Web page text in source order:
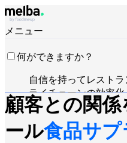
メニュー
何ができますか？
自信を持ってレスト
ライチェーンの効率化
適化食材原価の削減食
HACCP要件への準拠
ChatGPT・APIで操作
顧客との関
ール食品サ